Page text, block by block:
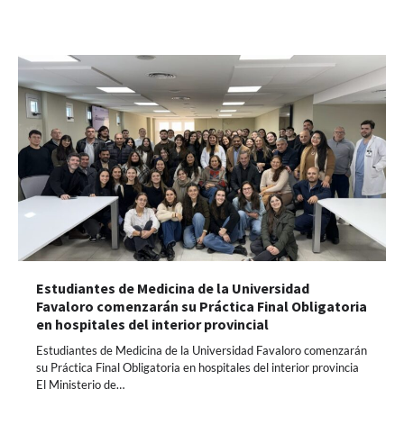
Estudiantes de Medicina de la Universidad
Favaloro comenzarán su Práctica Final Obligatoria
en hospitales del interior provincial
Estudiantes de Medicina de la Universidad Favaloro comenzarán
su Práctica Final Obligatoria en hospitales del interior provincia
El Ministerio de…